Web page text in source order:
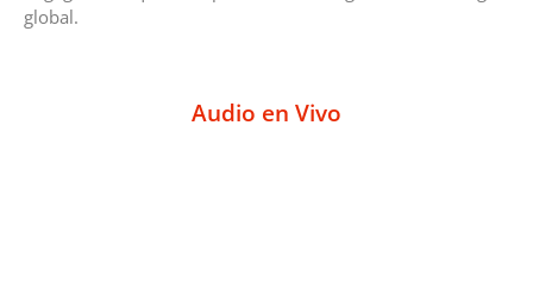
global.
Audio en Vivo